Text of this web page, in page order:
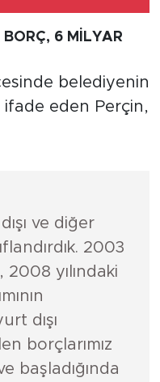
6 MİLYAR
belediyenin
eden Perçin,
ve diğer
2003
2008 yılındaki
dışı
borçlarımız
başladığında